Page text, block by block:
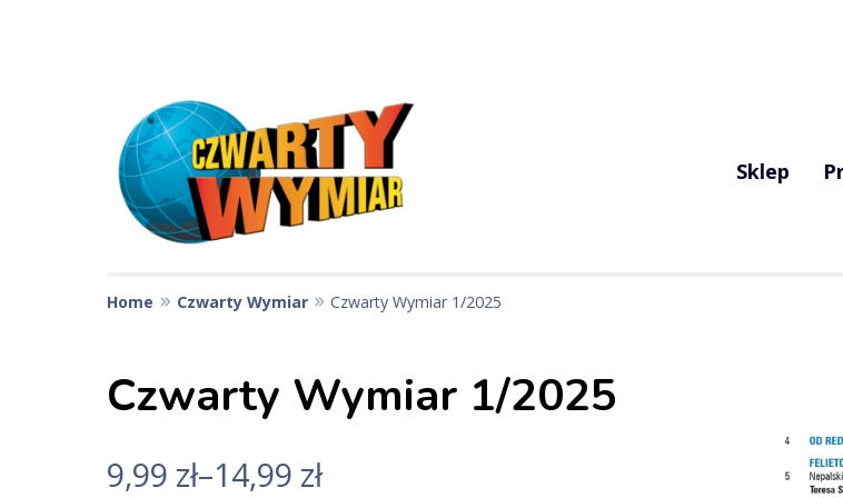
Sklep
Home Czwarty Wymiar Czwarty Wymiar 1/2025
Czwarty Wymiar 1/2025
9,99 zł–14,99 zł